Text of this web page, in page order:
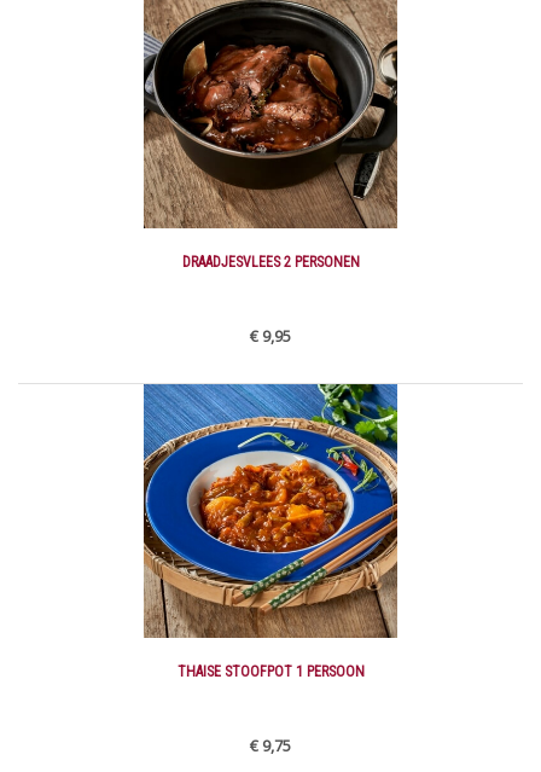
DRAADJESVLEES 2 PERSONEN
€ 9,95
THAISE STOOFPOT 1 PERSOON
€ 9,75